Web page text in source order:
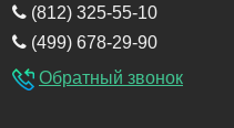
(812) 325-55-10
(499) 678-29-90
Обратный звонок